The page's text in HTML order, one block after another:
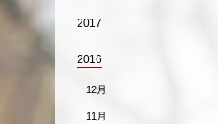
2017
2016
12月
11月